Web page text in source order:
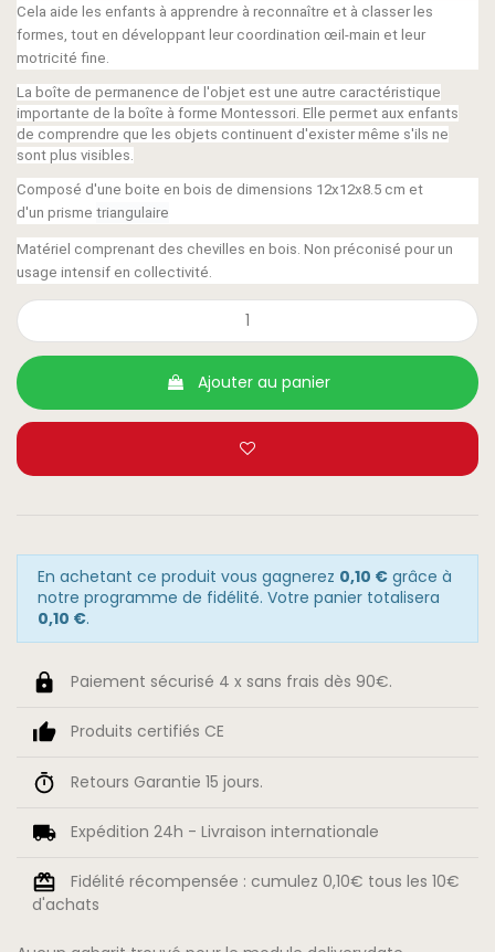
Cela aide les enfants à apprendre à reconnaître et à classer les
formes, tout en développant leur coordination œil-main et leur
motricité fine.
La boîte de permanence de l'objet est une autre caractéristique
importante de la boîte à forme Montessori. Elle permet aux enfants
de comprendre que les objets continuent d'exister même s'ils ne
sont plus visibles.
Composé d'une boite en bois de dimensions 12x12x8.5 cm et
d'un prisme triangulaire
Matériel comprenant des chevilles en bois. Non préconisé pour un
usage intensif en collectivité.
Ajouter au panier
En achetant ce produit vous gagnerez 0,10 €grâce à
notre programme de fidélité. Votre panier totalisera
0,10 €.
Paiement sécurisé 4 x sans frais dès 90€.
Produits certifiés CE
Retours Garantie 15 jours.
Expédition 24h - Livraison internationale
Fidélité récompensée : cumulez 0,10€ tous les 10€
d'achats